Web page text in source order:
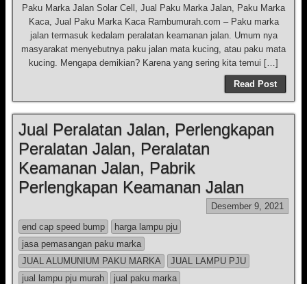
Paku Marka Jalan Solar Cell, Jual Paku Marka Jalan, Paku Marka
Kaca, Jual Paku Marka Kaca Rambumurah.com – Paku marka
jalan termasuk kedalam peralatan keamanan jalan. Umum nya
masyarakat menyebutnya paku jalan mata kucing, atau paku mata
kucing. Mengapa demikian? Karena yang sering kita temui […]
Read Post
Jual Peralatan Jalan, Perlengkapan
Peralatan Jalan, Peralatan
Keamanan Jalan, Pabrik
Perlengkapan Keamanan Jalan
Desember 9, 2021
end cap speed bump
harga lampu pju
jasa pemasangan paku marka
JUAL ALUMUNIUM PAKU MARKA
JUAL LAMPU PJU
jual lampu pju murah
jual paku marka